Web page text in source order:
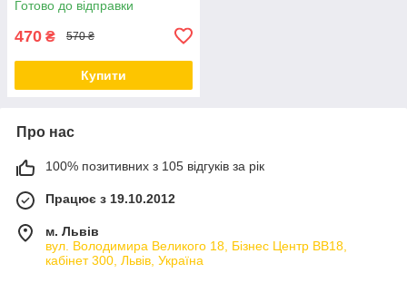
Готово до відправки
470 ₴ 570 ₴
Купити
Про нас
100% позитивних з 105 відгуків за рік
Працює з 19.10.2012
м. Львів
вул. Володимира Великого 18, Бізнес Центр ВВ18,
кабінет 300, Львів, Україна